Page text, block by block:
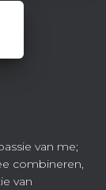
van me;
combineren,
van